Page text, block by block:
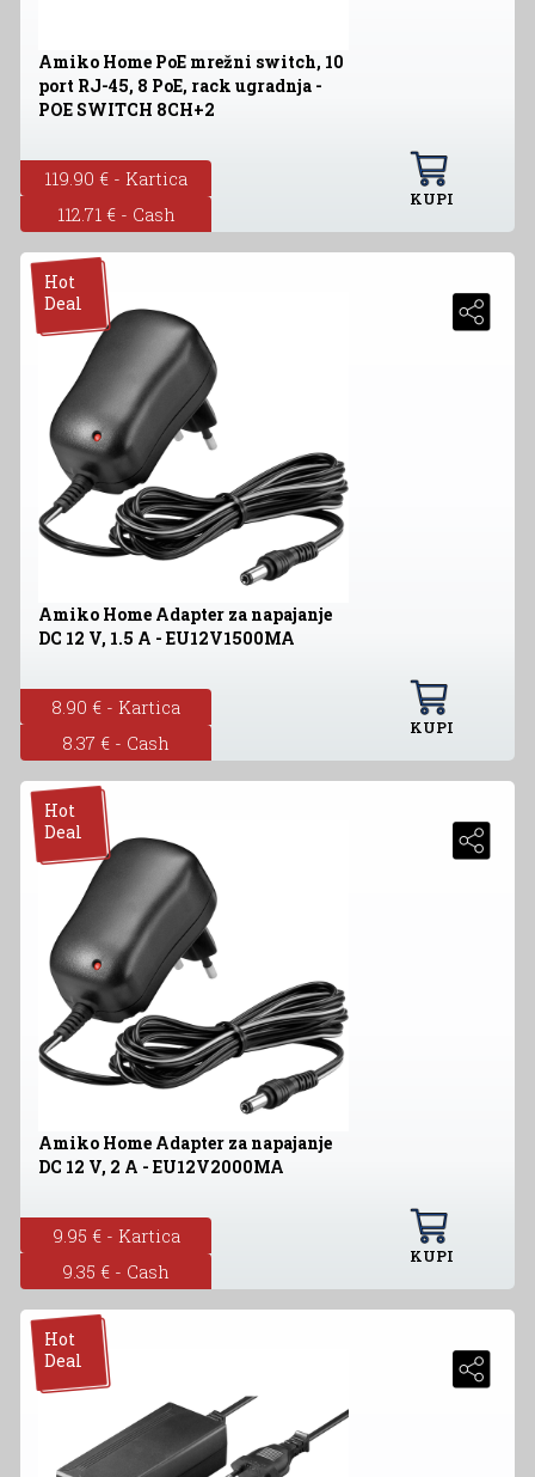
Amiko Home PoE mrežni switch, 10
port RJ-45, 8 PoE, rack ugradnja -
POE SWITCH 8CH+2
119.90 € - Kartica
112.71 € - Cash
KUPI
Hot
Deal
Amiko Home Adapter za napajanje
DC 12 V, 1.5 A - EU12V1500MA
8.90 € - Kartica
8.37 € - Cash
KUPI
Hot
Deal
Amiko Home Adapter za napajanje
DC 12 V, 2 A - EU12V2000MA
9.95 € - Kartica
9.35 € - Cash
KUPI
Hot
Deal